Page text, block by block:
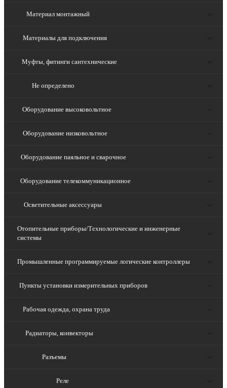
Материал монтажный
Материалы для подключения
Муфты, фитинги сантехнические
Не определено
Оборудование высоковольтное
Оборудование низковольтное
Оборудование паяльное и сварочное
Оборудование телекоммуникационное
Осветительные аксессуары
Отопительные приборы/Технологические и инженерные
системы
Промышленные программируемые логические контроллеры
Пункты установки измерительных приборов
Рабочая одежда, охрана труда
Радиаторы, конвекторы
Разъемы
Реле